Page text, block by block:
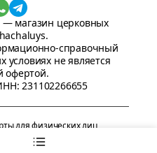
магазин церковных
справочный
условиях не является
офертой.
231102266655
для физических лиц
соглашение